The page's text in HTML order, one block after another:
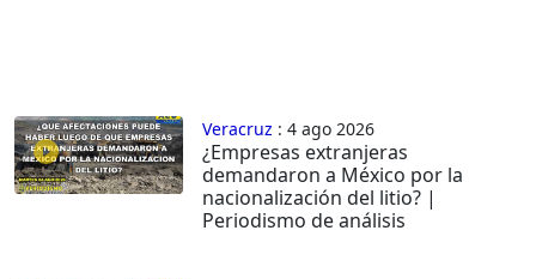
Veracruz : 4 ago 2026
¿Empresas extranjeras
demandaron a México por la
nacionalización del litio? |
Periodismo de análisis